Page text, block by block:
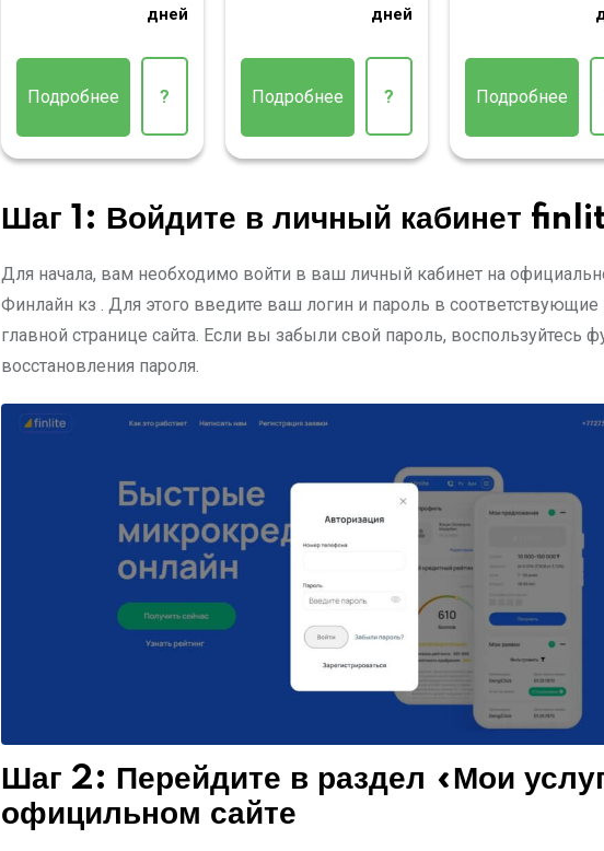
дней
Подробнее ?
дней
Подробнее ? Подробнее
Шаг 1: Войдите в личный кабинет
Для начала, вам необходимо войти в ваш личный кабинет на
Финлайн кз . Для этого введите ваш логин и пароль в соответствующие
главной странице сайта. Если вы забыли свой пароль, воспользуйтесь
восстановления пароля.
Шаг 2: Перейдите в раздел «Мои
официльном сайте